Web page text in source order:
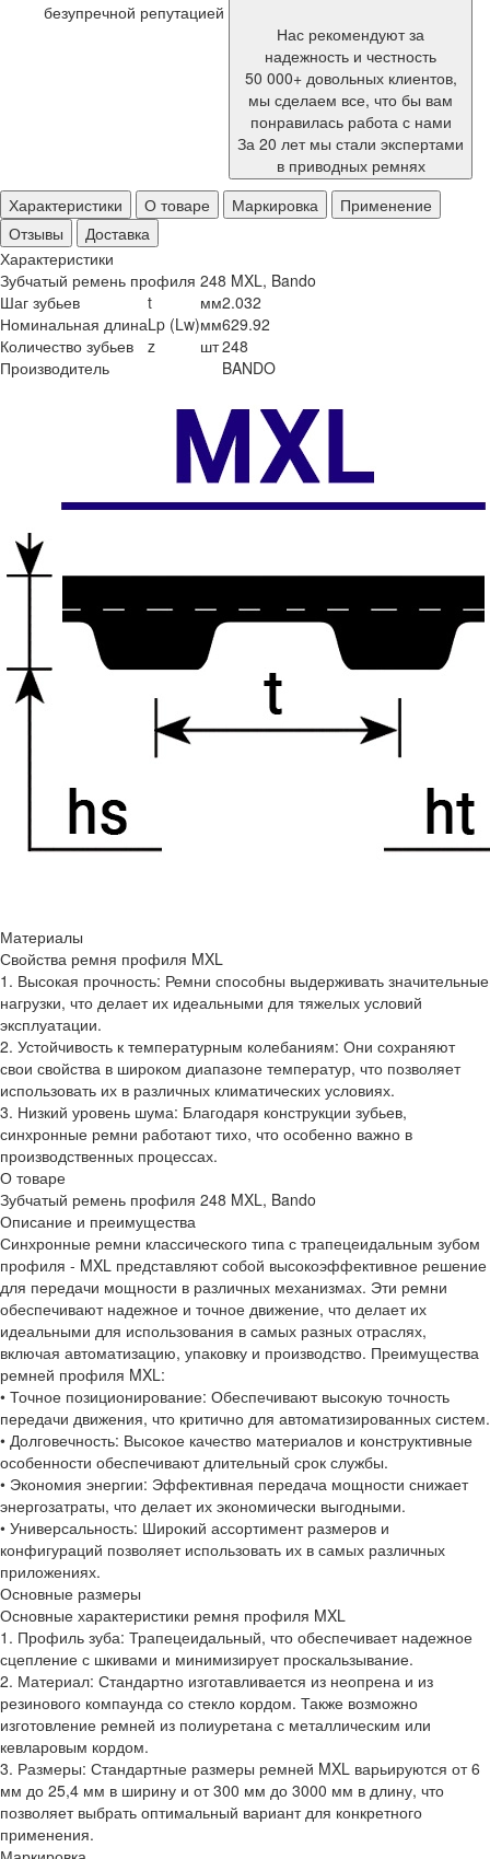
безупречной репутацией
Нас рекомендуют за
надежность и честность
50 000+ довольных клиентов,
мы сделаем все, что бы вам
понравилась работа с нами
За 20 лет мы стали экспертами
в приводных ремнях
Характеристики
О товаре Маркировка
Применение
Отзывы
Доставка
Характеристики
Зубчатый ремень профиля 248 MXL, Bando
Шаг зубьев
t мм2.032
Номинальная длинаLp (Lw)мм629.92
Количество зубьев
z шт248
Производитель
BANDO
Материалы
Свойства ремня профиля MXL
1. Высокая прочность: Ремни способны выдерживать значительные
нагрузки, что делает их идеальными для тяжелых условий
эксплуатации.
2. Устойчивость к температурным колебаниям: Они сохраняют
свои свойства в широком диапазоне температур, что позволяет
использовать их в различных климатических условиях.
3. Низкий уровень шума: Благодаря конструкции зубьев,
синхронные ремни работают тихо, что особенно важно в
производственных процессах.
О товаре
Зубчатый ремень профиля 248 MXL, Bando
Описание и преимущества
Синхронные ремни классического типа с трапецеидальным зубом
профиля - MXL представляют собой высокоэффективное решение
для передачи мощности в различных механизмах. Эти ремни
обеспечивают надежное и точное движение, что делает их
идеальными для использования в самых разных отраслях,
включая автоматизацию, упаковку и производство. Преимущества
ремней профиля MXL:
• Точное позиционирование: Обеспечивают высокую точность
передачи движения, что критично для автоматизированных систем.
• Долговечность: Высокое качество материалов и конструктивные
особенности обеспечивают длительный срок службы.
• Экономия энергии: Эффективная передача мощности снижает
энергозатраты, что делает их экономически выгодными.
• Универсальность: Широкий ассортимент размеров и
конфигураций позволяет использовать их в самых различных
приложениях.
Основные размеры
Основные характеристики ремня профиля MXL
1. Профиль зуба: Трапецеидальный, что обеспечивает надежное
сцепление с шкивами и минимизирует проскальзывание.
2. Материал: Стандартно изготавливается из неопрена и из
резинового компаунда со стекло кордом. Также возможно
изготовление ремней из полиуретана с металлическим или
кевларовым кордом.
3. Размеры: Стандартные размеры ремней MXL варьируются от 6
мм до 25,4 мм в ширину и от 300 мм до 3000 мм в длину, что
позволяет выбрать оптимальный вариант для конкретного
применения.